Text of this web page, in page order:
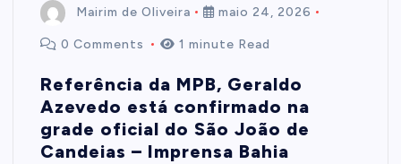
Mairim de Oliveira maio 24, 2026
0 Comments 1 minute Read
Referência da MPB, Geraldo
Azevedo está confirmado na
grade oficial do São João de
Candeias – Imprensa Bahia